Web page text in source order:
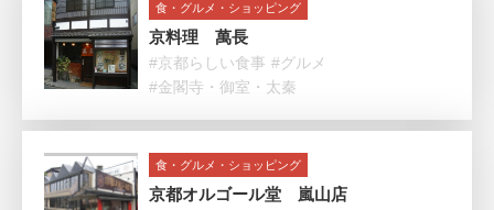
食・グルメ・ショッピング
京料理 萬長
#京都らしい食事 #グルメ
#金閣寺・御室・太秦
食・グルメ・ショッピング
京都オルゴール堂 嵐山店